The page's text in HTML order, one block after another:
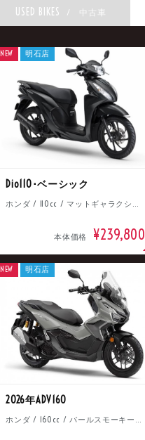
USED BIKES / 中古車
Dio110･ベーシック
ホンダ / 110cc / マットギャラクシーブラックメタリック
本体価格 ¥239,800
NEW 明石店
2026年ADV160
ホンダ / 160cc / パールスモーキーグレー
NEW 明石店